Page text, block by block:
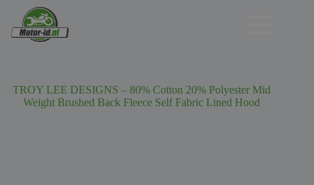
TROY LEE DESIGNS – 80% Cotton 20% Polyester Mid
Weight Brushed Back Fleece Self Fabric Lined Hood